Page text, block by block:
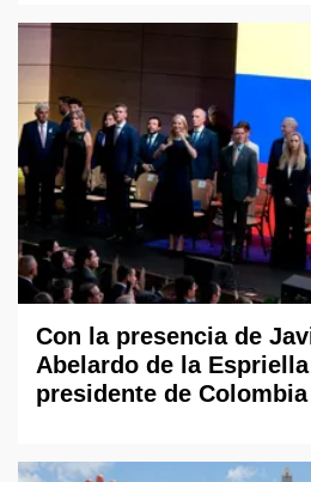
Con la presencia de
Abelardo de la
presidente de Colombia